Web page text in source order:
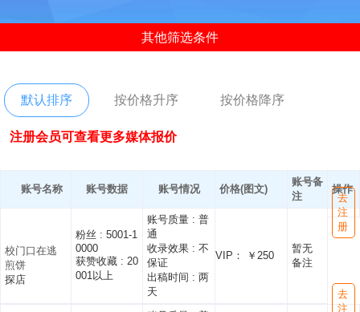
其他筛选条件
默认排序 按价格升序 按价格降序
注册会员可查看更多媒体报价
账号名称 账号数据 账号情况 价格(图文)
账号备
注
操作
校门口在逃
煎饼
探店
粉丝 : 5001-1
0000
获赞收藏 : 20
001以上
账号质量 : 普
通
收录效果 : 不
保证
出稿时间 : 两
天
VIP： ￥250
暂无
备注
去
注
册
去
注